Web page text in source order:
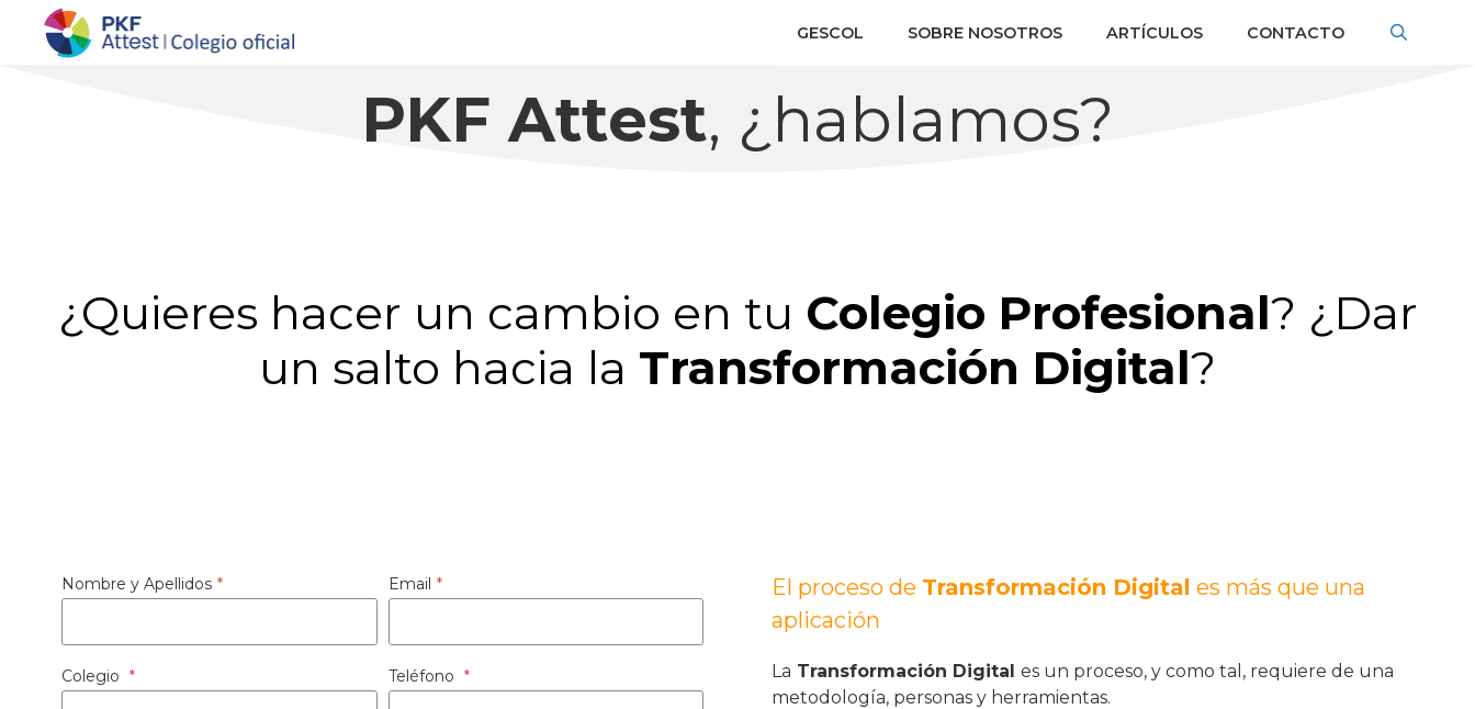
Saltar
contenido
GESCOL SOBRE NOSOTROS ARTÍCULOS CONTACTO
PKF Attest, ¿hablamos?
¿Quieres hacer un cambio en tu Colegio Profesional? ¿Dar
un salto hacia la Transformación Digital?
Nombre y Apellidos * Email *
Colegio * Teléfono *
El proceso de Transformación Digital es más que una
aplicación
La Transformación Digital es un proceso, y como tal, requiere de una
metodología, personas y herramientas.